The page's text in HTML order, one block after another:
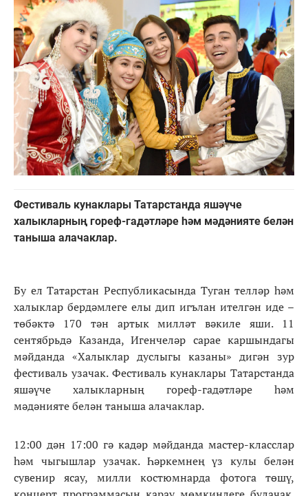
Фестиваль кунаклары Татарстанда яшәүче
халыкларның гореф-гадәтләре һәм мәдәнияте белән
таныша алачаклар.
Бу ел Татарстан Республикасында Туган телләр һәм
халыклар бердәмлеге елы дип игълан ителгән иде –
төбәктә 170 тән артык милләт вәкиле яши. 11
сентябрьдә Казанда, Игенчеләр сарае каршындагы
мәйданда «Халыклар дуслыгы казаны» дигән зур
фестиваль узачак. Фестиваль кунаклары Татарстанда
яшәүче халыкларның гореф-гадәтләре һәм
мәдәнияте белән таныша алачаклар.
12:00 дән 17:00 гә кадәр мәйданда мастер-класслар
һәм чыгышлар узачак. Һәркемнең үз кулы белән
сувенир ясау, милли костюмнарда фотога төшү,